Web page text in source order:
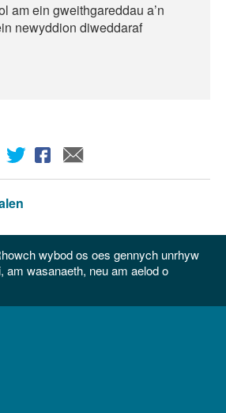
am ein gweithgareddau a’n
newyddion diweddaraf
wybod os oes gennych unrhyw
am wasanaeth, neu am aelod o